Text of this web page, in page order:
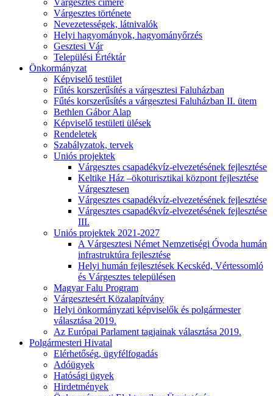
Várgesztes története
Nevezetességek, látnivalók
Helyi hagyományok, hagyományőrzés
Gesztesi Vár
Települési Értéktár
Önkormányzat
Képviselő testület
Fűtés korszerűsítés a várgesztesi Faluházban
Fűtés korszerűsítés a várgesztesi Faluházban II. ütem
Bethlen Gábor Alap
Képviselő testületi ülések
Rendeletek
Szabályzatok, tervek
Uniós projektek
Várgesztes csapadékvíz-elvezetésének fejlesztése
Keltike Ház –ökoturisztikai központ fejlesztése
Várgesztesen
Várgesztes csapadékvíz-elvezetésének fejlesztése
Várgesztes csapadékvíz-elvezetésének fejlesztése
III.
Uniós projektek 2021-2027
A Várgesztesi Német Nemzetiségi Óvoda humán
infrastruktúra fejlesztése
Helyi humán fejlesztések Kecskéd, Vértessomló
és Várgesztes településen
Magyar Falu Program
Várgesztesért Közalapítvány
Helyi önkormányzati képviselők és polgármester
választása 2019.
Az Európai Parlament tagjainak választása 2019.
Polgármesteri Hivatal
Elérhetőség, ügyfélfogadás
Adóügyek
Hatósági ügyek
Hirdetmények